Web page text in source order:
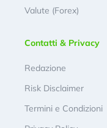
Valute (Forex)
Contatti & Privacy
Redazione
Risk Disclaimer
Termini e Condizioni